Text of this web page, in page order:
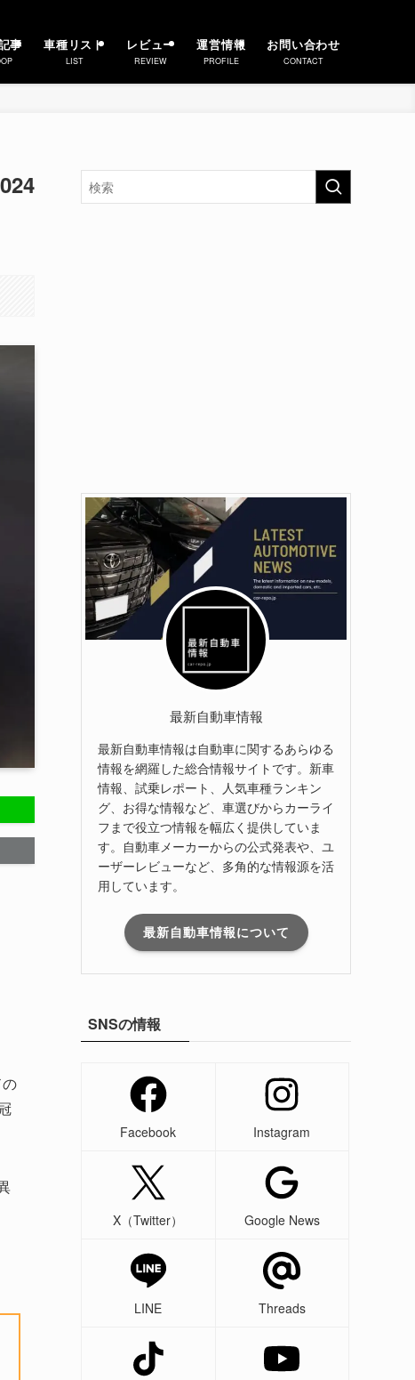
事 車種リスト
LIST
レビュー
REVIEW
運営情報
PROFILE
お問い合わせ
CONTACT
最新自動車情報
最新自動車情報は自動車に関するあらゆる
情報を網羅した総合情報サイトです。新車
情報、試乗レポート、人気車種ランキン
グ、お得な情報など、車選びからカーライ
フまで役立つ情報を幅広く提供していま
す。自動車メーカーからの公式発表や、ユ
ーザーレビューなど、多角的な情報源を活
用しています。
最新自動車情報について
SNSの情報
Facebook Instagram
X（Twitter） Google News
LINE Threads